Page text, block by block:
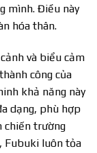
mình. Điều này
hóa thân.
và biểu cảm
công của
khả năng này
dạng, phù hợp
chiến trường
Fubuki luôn tỏa